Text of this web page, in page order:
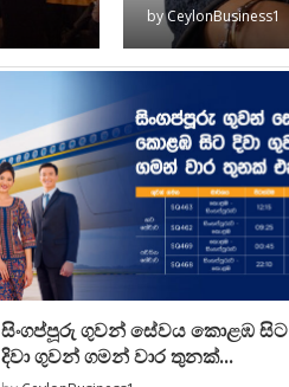
byCeylonBusiness1
සිංගප්පූරු ගුවන් සේවය කොළඹ සිට
දිවා ගුවන් ගමන් වාර තුනක්...